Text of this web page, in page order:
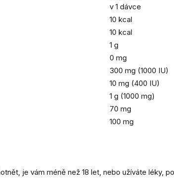
v 1 dávce
10 kcal
10 kcal
1 g
0 mg
300 mg (1000 IU)
10 mg (400 IU)
1 g (1000 mg)
70 mg
100 mg
je vám méně než 18 let, nebo užíváte léky,